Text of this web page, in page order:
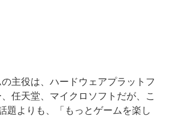
主役は、ハードウェアプラットフ
任天堂、マイクロソフトだが、こ
題よりも、「もっとゲームを楽し